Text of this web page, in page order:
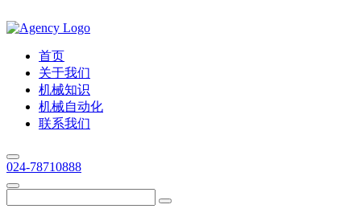
首页
关于我们
机械知识
机械自动化
联系我们
024-78710888